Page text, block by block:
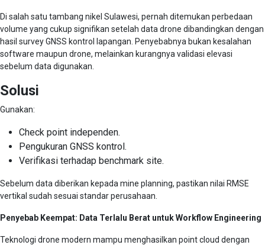
Di salah satu tambang nikel Sulawesi, pernah ditemukan perbedaan
volume yang cukup signifikan setelah data drone dibandingkan dengan
hasil survey GNSS kontrol lapangan. Penyebabnya bukan kesalahan
software maupun drone, melainkan kurangnya validasi elevasi
sebelum data digunakan.
Solusi
Gunakan:
Check point independen.
Pengukuran GNSS kontrol.
Verifikasi terhadap benchmark site.
Sebelum data diberikan kepada mine planning, pastikan nilai RMSE
vertikal sudah sesuai standar perusahaan.
Penyebab Keempat: Data Terlalu Berat untuk Workflow Engineering
Teknologi drone modern mampu menghasilkan point cloud dengan